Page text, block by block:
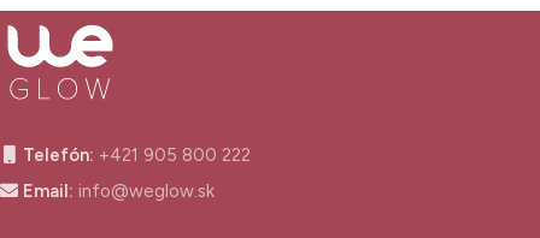
Telefón: +421 905 800 222
Email: info@weglow.sk